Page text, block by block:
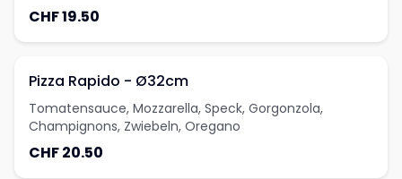
CHF 19.50
Pizza Rapido - Ø32cm
Tomatensauce, Mozzarella, Speck, Gorgonzola,
Champignons, Zwiebeln, Oregano
CHF 20.50